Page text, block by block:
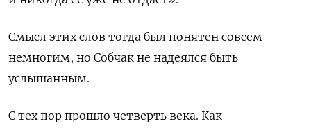
Смысл этих слов тогда был понятен совсем
немногим, но Собчак не надеялся быть
услышанным.
С тех пор прошло четверть века. Как